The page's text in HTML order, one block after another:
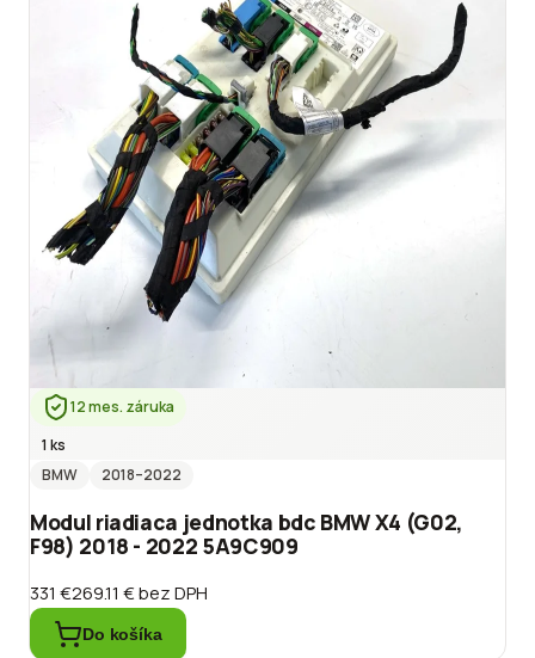
12 mes. záruka
1 ks
BMW
2018–2022
Modul riadiaca jednotka bdc BMW X4 (G02,
F98) 2018 - 2022 5A9C909
331 €269.11 €bez DPH
Do košíka